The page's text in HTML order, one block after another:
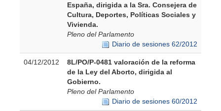
España, dirigida a la Sra. Consejera de
Cultura, Deportes, Políticas Sociales y
Vivienda.
Pleno del Parlamento
Diario de sesiones 62/2012
04/12/2012
8L/PO/P-0481 valoración de la reforma
de la Ley del Aborto, dirigida al
Gobierno.
Pleno del Parlamento
Diario de sesiones 60/2012